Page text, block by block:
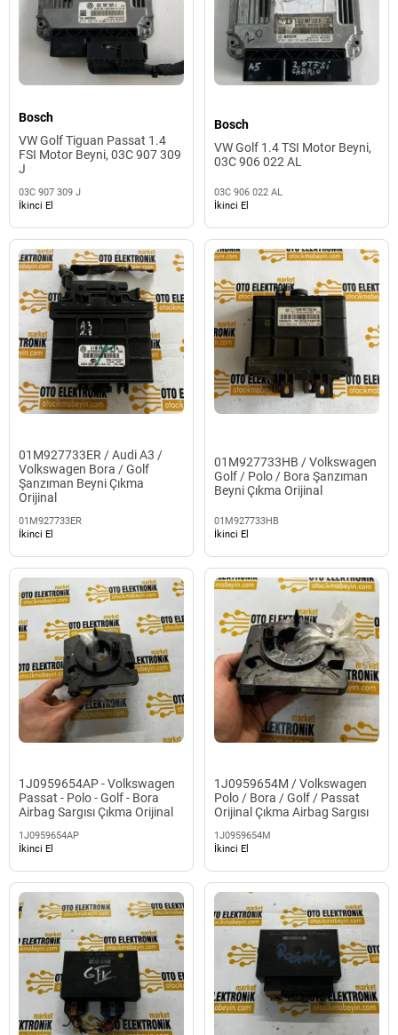
Bosch
VW Golf Tiguan Passat 1.4
FSI Motor Beyni, 03C 907 309
J
03C 907 309 J
İkinci El
Bosch
VW Golf 1.4 TSI Motor Beyni,
03C 906 022 AL
03C 906 022 AL
İkinci El
01M927733ER / Audi A3 /
Volkswagen Bora / Golf
Şanzıman Beyni Çıkma
Orijinal
01M927733ER
İkinci El
01M927733HB / Volkswagen
Golf / Polo / Bora Şanzıman
Beyni Çıkma Orijinal
01M927733HB
İkinci El
1J0959654AP - Volkswagen
Passat - Polo - Golf - Bora
Airbag Sargısı Çıkma Orijinal
1J0959654AP
İkinci El
1J0959654M / Volkswagen
Polo / Bora / Golf / Passat
Orijinal Çıkma Airbag Sargısı
1J0959654M
İkinci El